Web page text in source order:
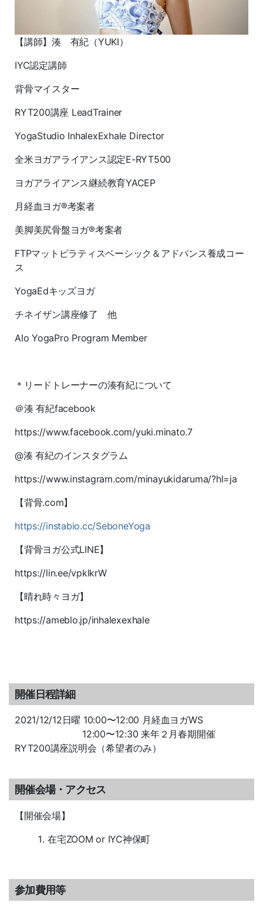
【講師】湊 有紀（YUKI）
IYC認定講師
背骨マイスター
RYT200講座 LeadTrainer
YogaStudio InhalexExhale Director
全米ヨガアライアンス認定E-RYT500
ヨガアライアンス継続教育YACEP
月経血ヨガ®考案者
美脚美尻骨盤ヨガ®考案者
FTPマットピラティスベーシック＆アドバンス養成コー
ス
YogaEdキッズヨガ
チネイザン講座修了 他
Alo YogaPro Program Member
＊リードトレーナーの湊有紀について
＠湊 有紀facebook
https://www.facebook.com/yuki.minato.7
@湊 有紀のインスタグラム
https://www.instagram.com/minayukidaruma/?hl=ja
【背骨.com】
https://instabio.cc/SeboneYoga
【背骨ヨガ公式LINE】
https://lin.ee/vpklkrW
【晴れ時々ヨガ】
https://ameblo.jp/inhalexexhale
開催日程詳細
2021/12/12日曜 10:00〜12:00 月経血ヨガWS
12:00〜12:30 来年２月春期開催
RYT200講座説明会（希望者のみ）
開催会場・アクセス
【開催会場】
在宅ZOOM or IYC神保町
参加費用等